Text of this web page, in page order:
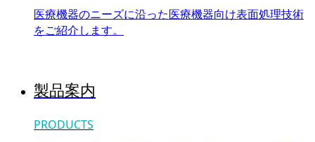
医療機器のニーズに沿った医療機器向け表面処理技術
をご紹介します。
製品案内
PRODUCTS